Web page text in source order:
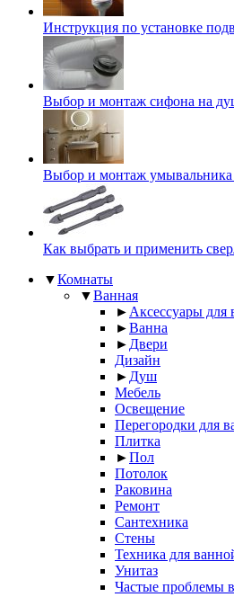
Инструкция по установке
Выбор и монтаж сифона на
Выбор и монтаж умывальника
Как выбрать и применить
▼Комнаты
▼Ванная
► Аксессуары для
►Ванна
► Двери
Дизайн
► Душ
Мебель
Освещение
Перегородки для
Плитка
►Пол
Потолок
Раковина
Ремонт
Сантехника
Стены
Техника для
Унитаз
Частые проблемы